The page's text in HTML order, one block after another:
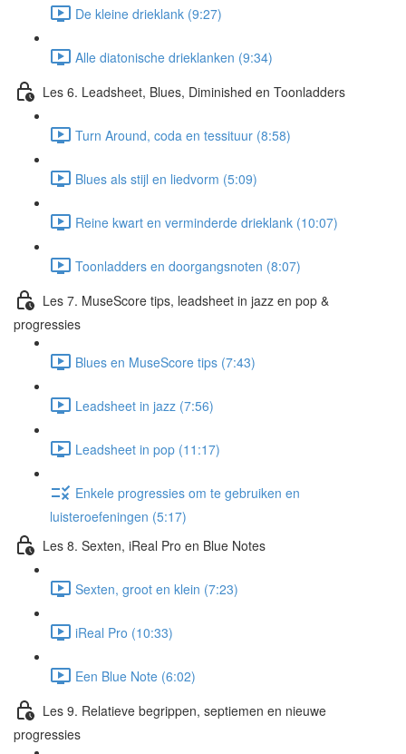
De kleine drieklank (9:27)
Alle diatonische drieklanken (9:34)
Les 6. Leadsheet, Blues, Diminished en Toonladders
Turn Around, coda en tessituur (8:58)
Blues als stijl en liedvorm (5:09)
Reine kwart en verminderde drieklank (10:07)
Toonladders en doorgangsnoten (8:07)
Les 7. MuseScore tips, leadsheet in jazz en pop &
progressies
Blues en MuseScore tips (7:43)
Leadsheet in jazz (7:56)
Leadsheet in pop (11:17)
Enkele progressies om te gebruiken en
luisteroefeningen (5:17)
Les 8. Sexten, iReal Pro en Blue Notes
Sexten, groot en klein (7:23)
iReal Pro (10:33)
Een Blue Note (6:02)
Les 9. Relatieve begrippen, septiemen en nieuwe
progressies